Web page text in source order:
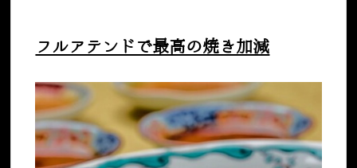
フルアテンドで最高の焼き加減